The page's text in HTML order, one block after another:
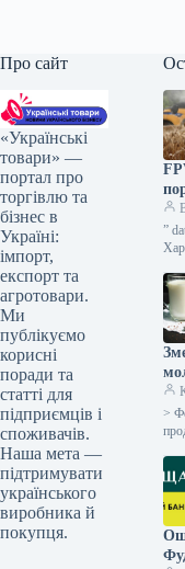
Про сайт
«Українські
товари» —
портал про
торгівлю та
бізнес в
Україні:
імпорт,
експорт та
агротовари.
Ми
публікуємо
корисні
поради та
статті для
підприємців і
споживачів.
Наша мета —
підтримувати
українського
виробника й
покупця.
”
>